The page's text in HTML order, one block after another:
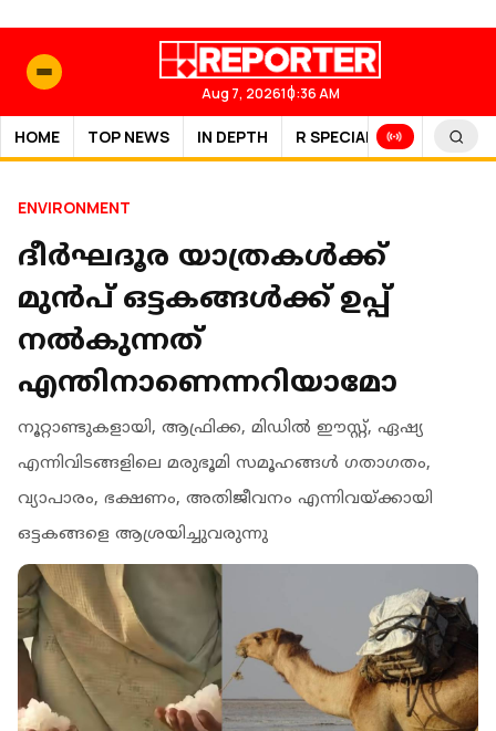
Aug 7, 202610:36 AM
HOME TOP NEWS IN DEPTH R SPECIAL SPORTS
ENVIRONMENT
ദീര്‍ഘദൂര യാത്രകള്‍ക്ക്
മുന്‍പ് ഒട്ടകങ്ങള്‍ക്ക് ഉപ്പ്
നല്‍കുന്നത്
എന്തിനാണെന്നറിയാമോ
നൂറ്റാണ്ടുകളായി, ആഫ്രിക്ക, മിഡില്‍ ഈസ്റ്റ്, ഏഷ്യ
എന്നിവിടങ്ങളിലെ മരുഭൂമി സമൂഹങ്ങള്‍ ഗതാഗതം,
വ്യാപാരം, ഭക്ഷണം, അതിജീവനം എന്നിവയ്ക്കായി
ഒട്ടകങ്ങളെ ആശ്രയിച്ചുവരുന്നു